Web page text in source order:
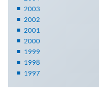
2003
2002
2001
2000
1999
1998
1997